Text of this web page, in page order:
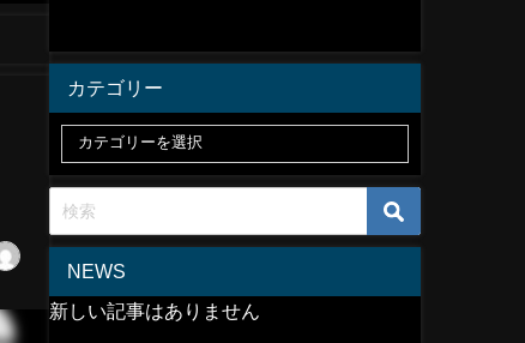
カテゴリー
NEWS
新しい記事はありません